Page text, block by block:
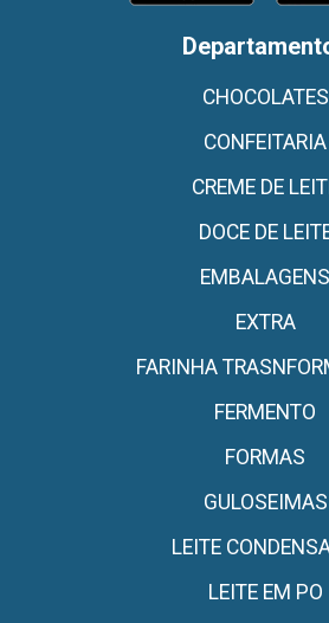
CHOCOLATES
CONFEITARIA
CREME DE
DOCE DE
EMBALAGENS
EXTRA
FARINHA
FERMENTO
FORMAS
GULOSEIMAS
LEITE
LEITE EM PO